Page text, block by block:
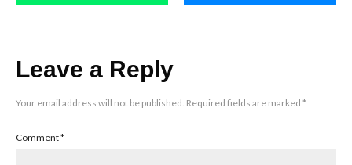
Leave a Reply
Your email address will not be published. Required fields are marked *
Comment*